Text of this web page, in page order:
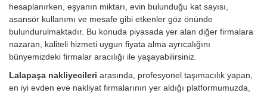
hesaplanırken, eşyanın miktarı, evin bulunduğu kat sayısı,
asansör kullanımı ve mesafe gibi etkenler göz önünde
bulundurulmaktadır. Bu konuda piyasada yer alan diğer firmalara
nazaran, kaliteli hizmeti uygun fiyata alma ayrıcalığını
bünyemizdeki firmalar aracılığı ile yaşayabilirsiniz.
Lalapaşa nakliyecileri arasında, profesyonel taşımacılık yapan,
en iyi evden eve nakliyat firmalarının yer aldığı platformumuzda,